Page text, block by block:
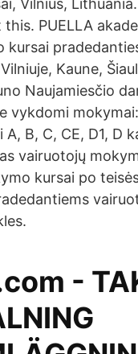
Vilnius,
PUELLA
kursai
Kaune,
Naujamiesčio
vykdomi
B, C, CE, D1, D
vairuotojų
kursai po
-